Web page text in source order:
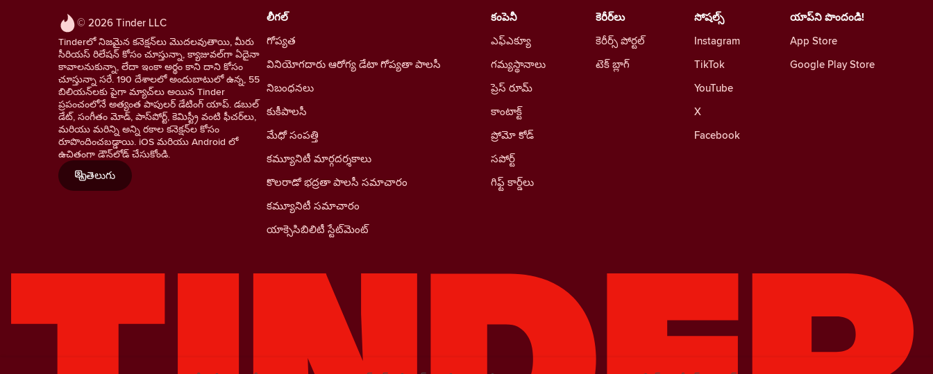
© 2026 Tinder LLC
Tinderలో నిజమైన కనెక్షన్‌లు మొదలవుతాయి, మీరు
సీరియస్ రిలేషన్ కోసం చూస్తున్నా, క్యాజువల్‌గా ఏదైనా
కావాలనుకున్నా, లేదా ఇంకా అర్థం కాని దాని కోసం
చూస్తున్నా సరే. 190 దేశాలలో అందుబాటులో ఉన్న, 55
బిలియన్‌లకు పైగా మ్యాచ్‌లు అయిన Tinder
ప్రపంచంలోనే అత్యంత పాపులర్ డేటింగ్ యాప్. డబుల్
డేట్, సంగీతం మోడ్, పాస్‌పోర్ట్, కెమిస్ట్రీ వంటి ఫీచర్‌లు,
మరియు మరిన్ని అన్ని రకాల కనెక్షన్‌ల కోసం
రూపొందించబడ్డాయి. iOS మరియు Android లో
ఉచితంగా డౌన్‌లోడ్ చేసుకోండి.
తెలుగు
సోషల్స్
Instagram
TikTok
YouTube
X
Facebook
లీగల్
గోప్యత
వినియోగదారు ఆరోగ్య డేటా గోప్యతా పాలసీ
నిబంధనలు
కుకీపాలసీ
మేధో సంపత్తి
కమ్యూనిటీ మార్గదర్శకాలు
కొలరాడో భద్రతా పాలసీ సమాచారం
కమ్యూనిటీ సమాచారం
యాక్సెసిబిలిటీ స్టేట్‌మెంట్
కెరీర్‌లు
కెరీర్స్ పోర్టల్
టెక్ బ్లాగ్
కంపెనీ
ఎఫ్ఎక్యూ
గమ్యస్థానాలు
ప్రెస్ రూమ్
కాంటాక్ట్
ప్రోమో కోడ్
సపోర్ట్
గిఫ్ట్ కార్డ్‌లు
యాప్‌ని పొందండి!
App Store
Google Play Store